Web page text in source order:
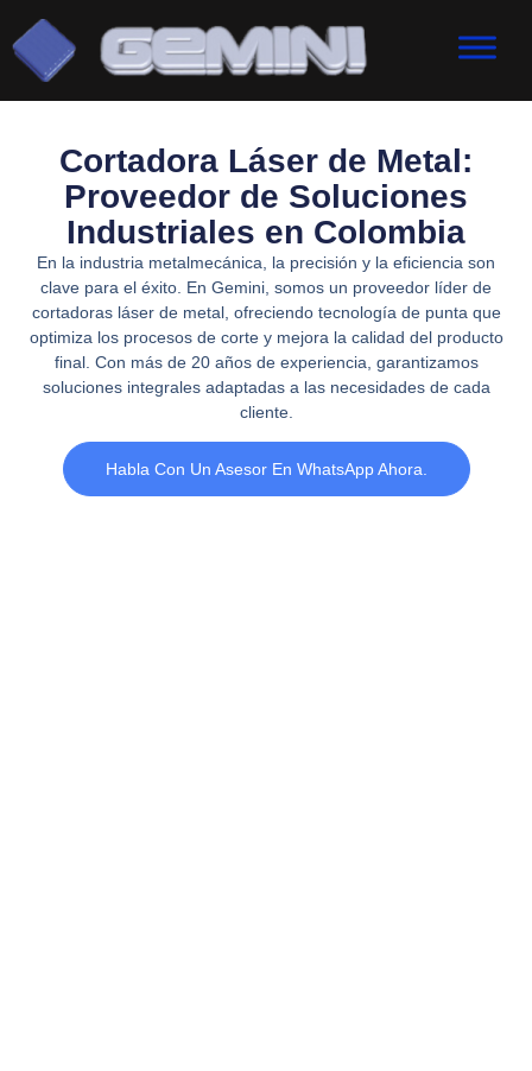
Cortadora Láser de Metal:
Proveedor de Soluciones
Industriales en Colombia
En la industria metalmecánica, la precisión y la eficiencia son
clave para el éxito. En Gemini, somos un proveedor líder de
cortadoras láser de metal, ofreciendo tecnología de punta que
optimiza los procesos de corte y mejora la calidad del producto
final. Con más de 20 años de experiencia, garantizamos
soluciones integrales adaptadas a las necesidades de cada
cliente.
Habla Con Un Asesor En WhatsApp Ahora.